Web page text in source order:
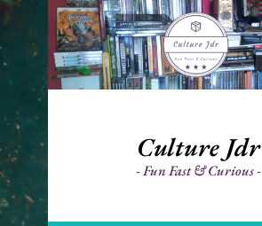
Accéder
au
contenu
principal
Culture Jdr
Fun Fast & Curious